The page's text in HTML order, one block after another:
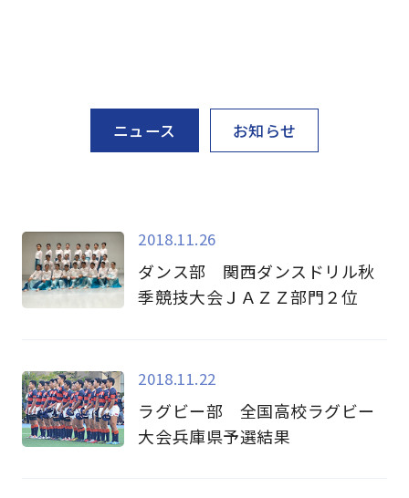
ニュース お知らせ
2018.11.26
ダンス部 関西ダンスドリル秋
季競技大会ＪＡＺＺ部門２位
2018.11.22
ラグビー部 全国高校ラグビー
大会兵庫県予選結果